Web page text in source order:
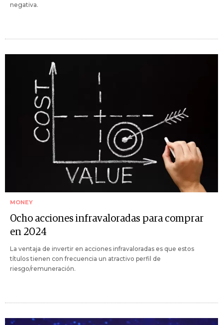
negativa.
MONEY
Ocho acciones infravaloradas para comprar
en 2024
La ventaja de invertir en acciones infravaloradas es que estos
títulos tienen con frecuencia un atractivo perfil de
riesgo/remuneración.